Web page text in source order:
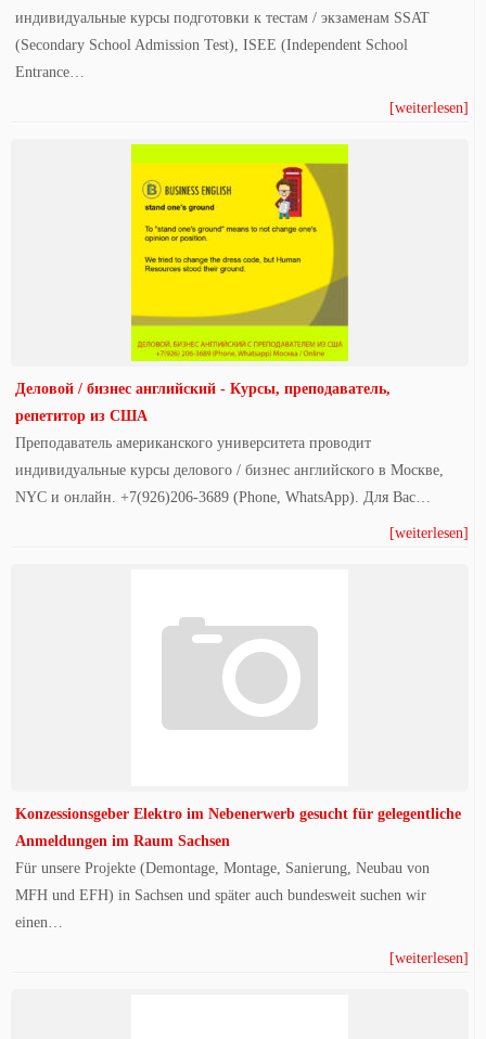
индивидуальные курсы подготовки к тестам / экзаменам SSAT
(Secondary School Admission Test), ISEE (Independent School
Entrance…
[weiterlesen]
Деловой / бизнес английский - Курсы, преподаватель,
репетитор из США
Преподаватель американского университета проводит
индивидуальные курсы делового / бизнес английского в Москве,
NYC и онлайн. +7(926)206-3689 (Phone, WhatsApp). Для Вас…
[weiterlesen]
Konzessionsgeber Elektro im Nebenerwerb gesucht für gelegentliche
Anmeldungen im Raum Sachsen
Für unsere Projekte (Demontage, Montage, Sanierung, Neubau von
MFH und EFH) in Sachsen und später auch bundesweit suchen wir
einen…
[weiterlesen]